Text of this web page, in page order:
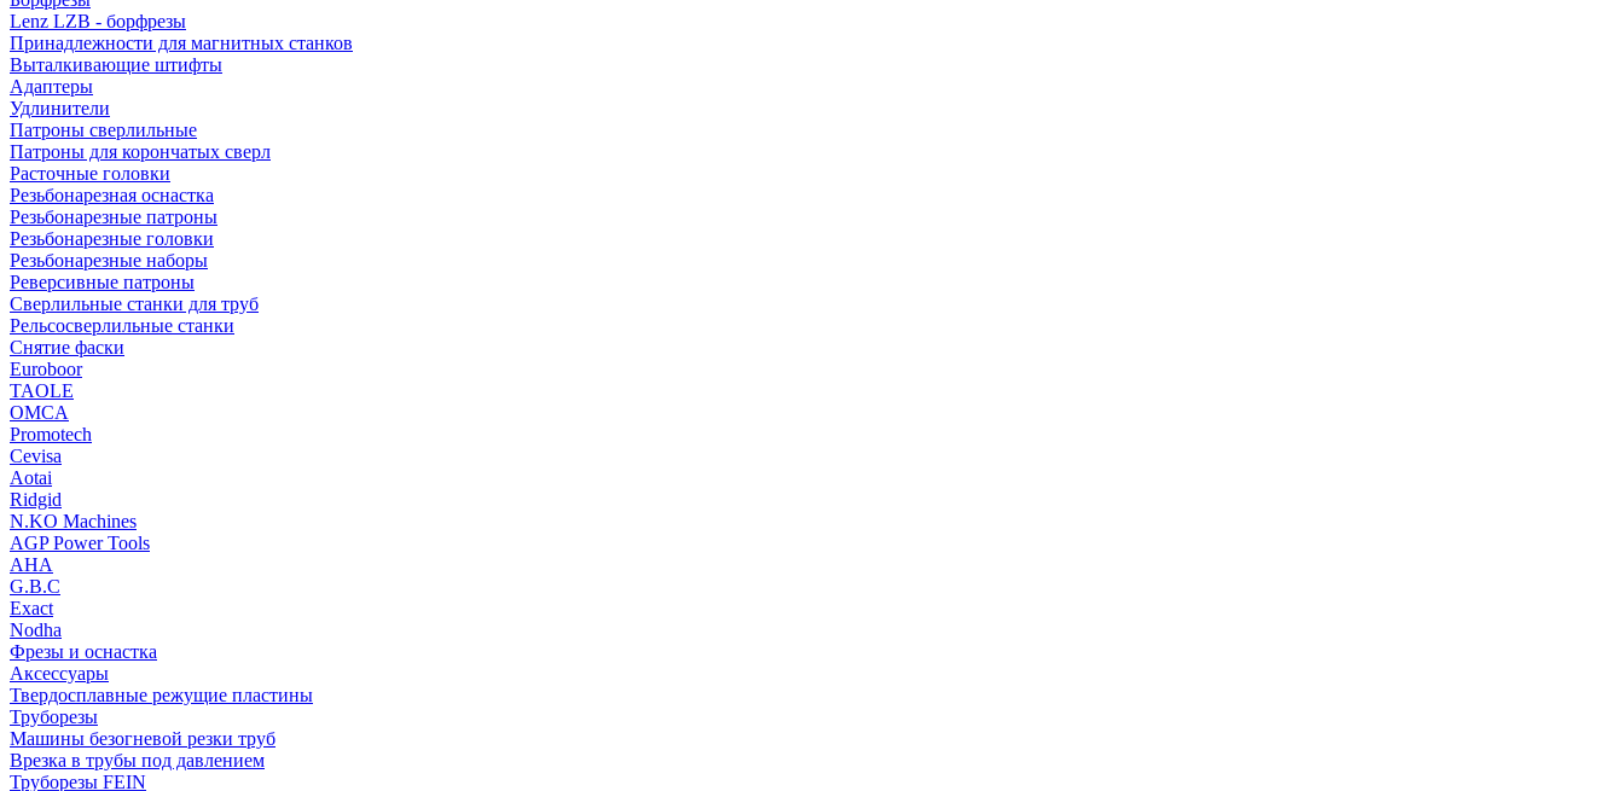
Lenz LZB - борфрезы
Принадлежности для магнитных станков
Выталкивающие штифты
Адаптеры
Удлинители
Патроны сверлильные
Патроны для корончатых сверл
Расточные головки
Резьбонарезная оснастка
Резьбонарезные патроны
Резьбонарезные головки
Резьбонарезные наборы
Реверсивные патроны
Сверлильные станки для труб
Рельсосверлильные станки
Снятие фаски
Euroboor
TAOLE
OMCA
Promotech
Cevisa
Aotai
Ridgid
N.KO Machines
AGP Power Tools
AHA
G.B.C
Exact
Nodha
Фрезы и оснастка
Аксессуары
Твердосплавные режущие пластины
Труборезы
Машины безогневой резки труб
Врезка в трубы под давлением
Труборезы FEIN